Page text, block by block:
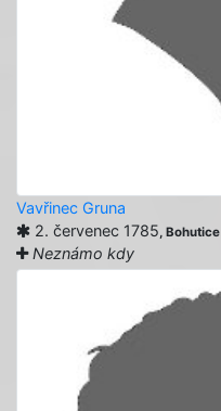
Vavřinec Gruna
2. červenec 1785, Bohutice
Neznámo kdy